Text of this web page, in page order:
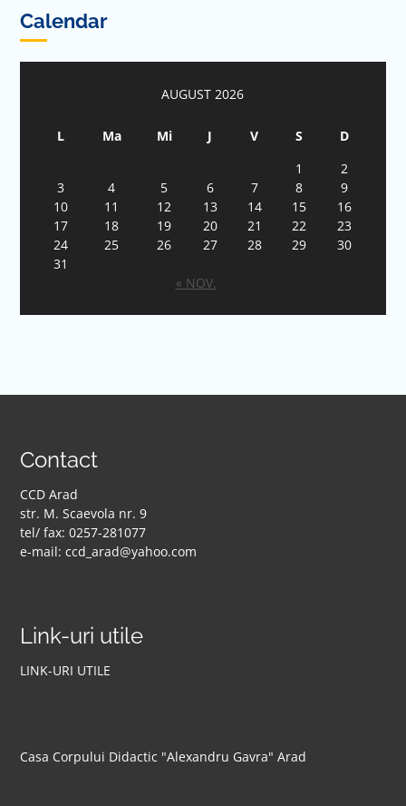
Calendar
AUGUST 2026
L Ma Mi J V S
D
1
2
3
4 5 6 7 8
9
10
11 12 13 14 15
16
17
18 19 20 21 22
23
24
25 26 27 28 29
30
31
« NOV.
Contact
CCD Arad
str. M. Scaevola nr. 9
tel/ fax: 0257-281077
e-mail: ccd_arad@yahoo.com
Link-uri utile
LINK-URI UTILE
Casa Corpului Didactic "Alexandru Gavra" Arad